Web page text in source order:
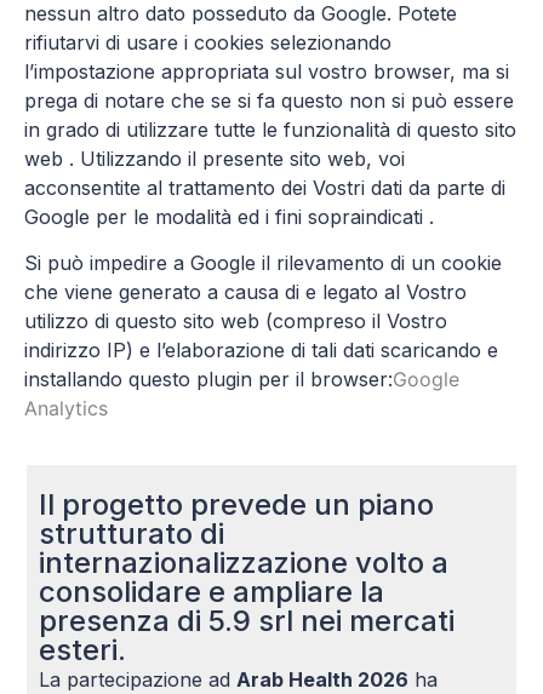
nessun altro dato posseduto da Google. Potete
rifiutarvi di usare i cookies selezionando
l’impostazione appropriata sul vostro browser, ma si
prega di notare che se si fa questo non si può essere
in grado di utilizzare tutte le funzionalità di questo sito
web . Utilizzando il presente sito web, voi
acconsentite al trattamento dei Vostri dati da parte di
Google per le modalità ed i fini sopraindicati .
Si può impedire a Google il rilevamento di un cookie
che viene generato a causa di e legato al Vostro
utilizzo di questo sito web (compreso il Vostro
indirizzo IP) e l’elaborazione di tali dati scaricando e
installando questo plugin per il browser:Google
Analytics
Il progetto prevede un piano
strutturato di
internazionalizzazione volto a
consolidare e ampliare la
presenza di 5.9 srl nei mercati
esteri.
La partecipazione adArab Health 2026 ha